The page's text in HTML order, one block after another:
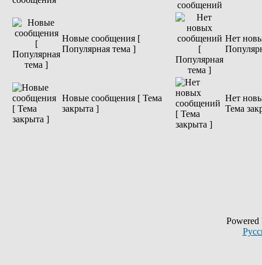
Новые сообщения [
Популярная тема ]
Нет
Новые сообщения [ Тема
закрыта ]
Нет
Тема